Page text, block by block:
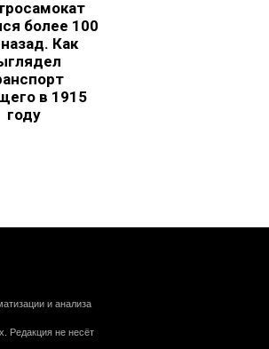
более 100
Как
в 1915
году
и анализа
Редакция не несёт